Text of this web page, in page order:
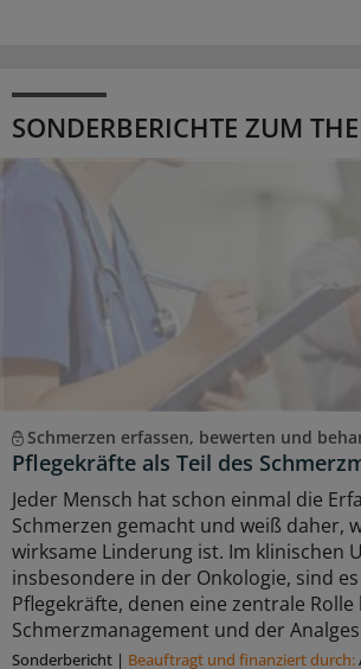
SONDERBERICHTE ZUM
Schmerzen erfassen, bewerten und
Pflegekräfte als Teil des
Jeder Mensch hat schon einmal die
Schmerzen gemacht und weiß daher,
wirksame Linderung ist. Im klinischen
insbesondere in der Onkologie, sind
Pflegekräfte, denen eine zentrale Rolle
Schmerzmanagement und der
Sonderbericht | Beauftragt und ﬁnanziert durch: